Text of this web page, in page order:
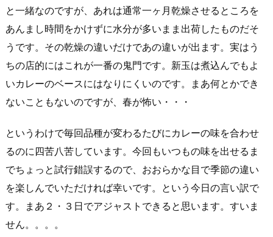
と一緒なのですが、あれは通常一ヶ月乾燥させるところを
あんまし時間をかけずに水分が多いまま出荷したものだそ
うです。その乾燥の違いだけであの違いが出ます。実はう
ちの店的にはこれが一番の鬼門です。新玉は煮込んでもよ
いカレーのベースにはなりにくいのです。まあ何とかでき
ないこともないのですが、春が怖い・・・
というわけで毎回品種が変わるたびにカレーの味を合わせ
るのに四苦八苦しています。今回もいつもの味を出せるま
でちょっと試行錯誤するので、おおらかな目で季節の違い
を楽しんでいただければ幸いです。という今日の言い訳で
す。まあ２・３日でアジャストできると思います。すいま
せん。。。。